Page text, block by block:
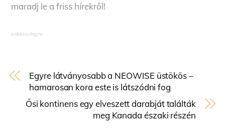
maradj le a friss hírekről!
erdekesvilag.hu
Egyre látványosabb a NEOWISE üstökös –
hamarosan kora este is látszódni fog
Ősi kontinens egy elveszett darabját találták
meg Kanada északi részén